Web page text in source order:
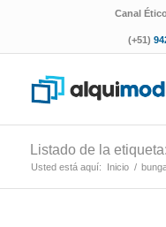
Canal
(+51)
Listado de la
Usted está aquí: Inicio /